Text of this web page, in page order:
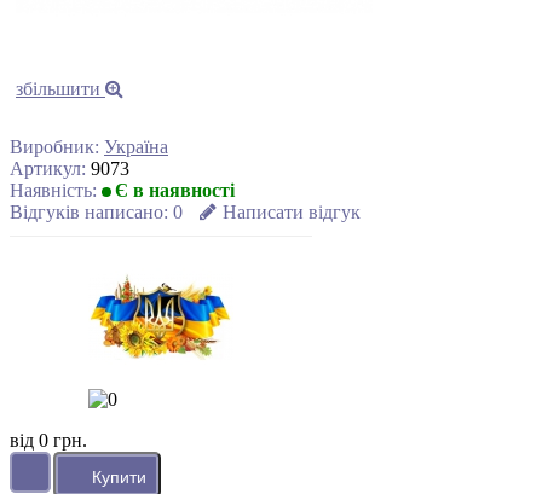
збільшити
Виробник: Україна
Артикул: 9073
Наявність:
Є в наявності
Відгуків написано: 0 Написати відгук
від 0 грн.